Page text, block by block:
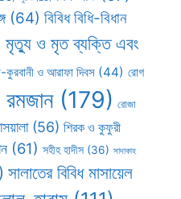
(64) বিবিধ বিধি-বিধান
মৃত্যু ও মৃত ব্যক্তি এবং
কুরবানী ও আরাফা দিবস (44) রোগ
(179) রোজা
(56) শিরক ও কুফুরী
(61) সহীহ হাদীস (36) সাদাকাহ
সালাতের বিবিধ মাসায়েল